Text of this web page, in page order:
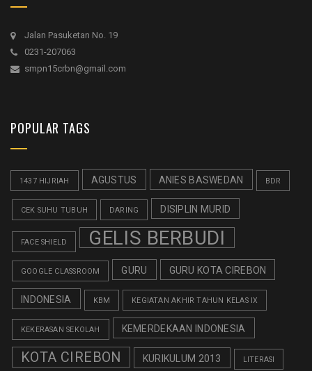
Jalan Pasuketan No. 19
0231-207063
smpn15crbn@gmail.com
POPULAR TAGS
1437 HIJRIAH AGUSTUS ANIES BASWEDAN BDR
CEK SUHU TUBUH DARING DISIPLIN MURID
FACE SHIELD GELIS BERBUDI
GOOGLE CLASSROOM GURU GURU KOTA CIREBON
INDONESIA KBM KEGIATAN AKHIR TAHUN KELAS IX
KEKERASAN SEKOLAH KEMERDEKAAN INDONESIA
KOTA CIREBON KURIKULUM 2013 LITERASI